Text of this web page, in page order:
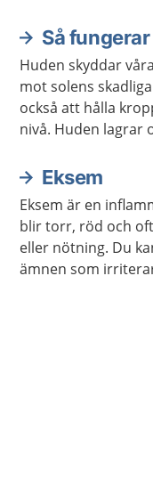
Så
Huden skyddar
mot solens
också att hålla
nivå. Huden lagrar
Eksem
Eksem är en
blir torr, röd och
eller nötning. Du
ämnen som